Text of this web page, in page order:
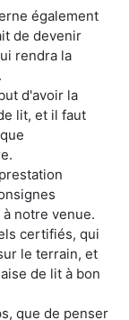
également
de devenir
rendra la
d'avoir la
lit, et il faut
notre venue.
certifiés, qui
le terrain, et
de lit à bon
que de penser